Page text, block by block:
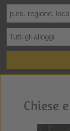
Chiese